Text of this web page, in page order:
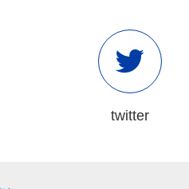
twitter